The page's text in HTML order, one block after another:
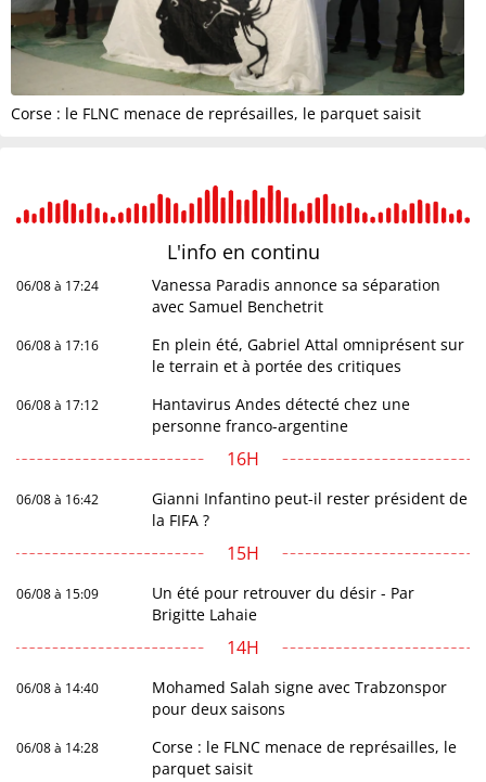
Corse : le FLNC menace de représailles, le parquet saisit
L'info en continu
06/08 à 17:24
Vanessa Paradis annonce sa séparation
avec Samuel Benchetrit
06/08 à 17:16
En plein été, Gabriel Attal omniprésent sur
le terrain et à portée des critiques
06/08 à 17:12
Hantavirus Andes détecté chez une
personne franco-argentine
16H
06/08 à 16:42
Gianni Infantino peut-il rester président de
la FIFA ?
15H
06/08 à 15:09
Un été pour retrouver du désir - Par
Brigitte Lahaie
14H
06/08 à 14:40
Mohamed Salah signe avec Trabzonspor
pour deux saisons
06/08 à 14:28
Corse : le FLNC menace de représailles, le
parquet saisit